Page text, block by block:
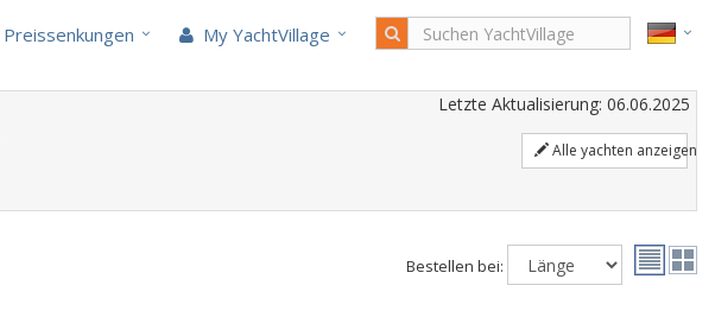
Preissenkungen My YachtVillage
Alle yachten anzeigen
Letzte Aktualisierung: 06.06.2025
Bestellen bei: